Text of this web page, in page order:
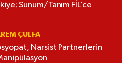
Sunum/Tanım FİL’ce
ÇULFA
Narsist Partnerlerin